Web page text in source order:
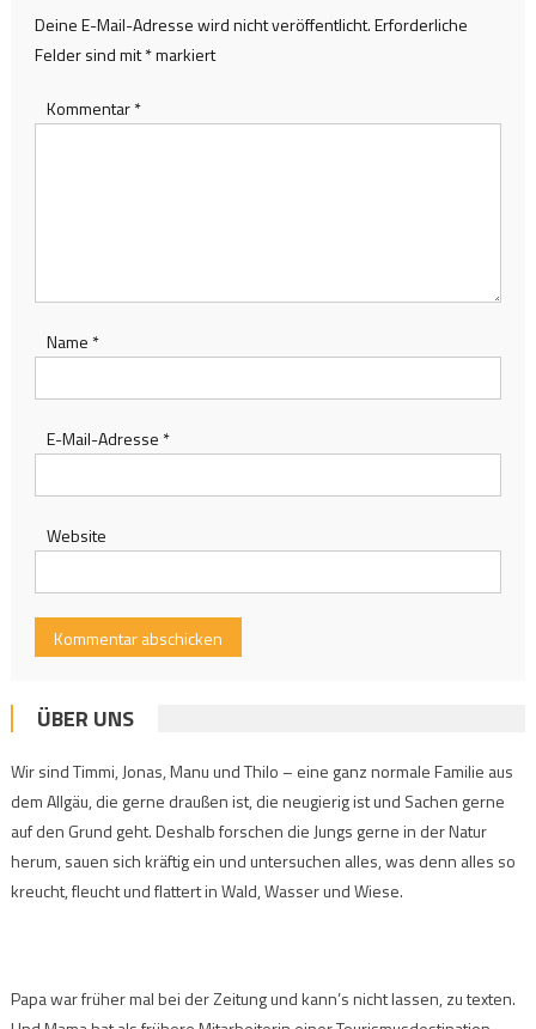
Deine E-Mail-Adresse wird nicht veröffentlicht.Erforderliche
Felder sind mit*markiert
Kommentar*
Name *
E-Mail-Adresse *
Website
ÜBER UNS
Wir sind Timmi, Jonas, Manu und Thilo – eine ganz normale Familie aus
dem Allgäu, die gerne draußen ist, die neugierig ist und Sachen gerne
auf den Grund geht. Deshalb forschen die Jungs gerne in der Natur
herum, sauen sich kräftig ein und untersuchen alles, was denn alles so
kreucht, fleucht und flattert in Wald, Wasser und Wiese.
Papa war früher mal bei der Zeitung und kann’s nicht lassen, zu texten.